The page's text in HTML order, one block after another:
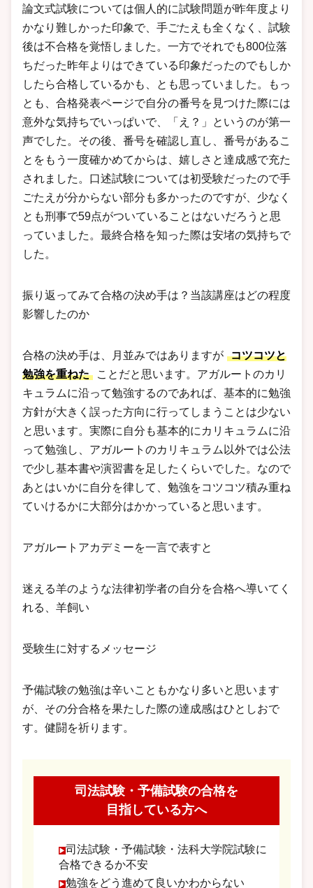
論文式試験については個人的に試験問題が昨年度より
かなり難しかった印象で、手ごたえも全くなく、試験
後は不合格を覚悟しました。一方でそれでも800位落
ちだった昨年よりはできている印象だったのでもしか
したら合格しているかも、とも思っていました。もっ
とも、合格発表ページで自分の番号を見つけた際には
意外な気持ちでいっぱいで、「え？」というのが第一
声でした。その後、番号を確認し直し、番号があるこ
とをもう一度確かめてからは、嬉しさと達成感で充た
されました。口述試験については初受験だったので手
ごたえが分からない部分も多かったのですが、少なく
とも刑事で59点がついていることはないだろうと思
っていました。最終合格を知った際は安堵の気持ちで
した。
振り返ってみて合格の決め手は？当該講座はどの程度
影響したのか
合格の決め手は、月並みではありますが コツコツと
勉強を重ねた
ことだと思います。アガルートのカリ
キュラムに沿って勉強するのであれば、基本的に勉強
方針が大きく誤った方向に行ってしまうことは少ない
と思います。実際に自分も基本的にカリキュラムに沿
って勉強し、アガルートのカリキュラム以外では公法
で少し基本書や演習書を足したくらいでした。なので
あとはいかに自分を律して、勉強をコツコツ積み重ね
ていけるかに大部分はかかっていると思います。
アガルートアカデミーを一言で表すと
迷える羊のような法律初学者の自分を合格へ導いてく
れる、羊飼い
受験生に対するメッセージ
予備試験の勉強は辛いこともかなり多いと思います
が、その分合格を果たした際の達成感はひとしおで
す。健闘を祈ります。
司法試験・予備試験の合格を
目指している方へ
司法試験・予備試験・法科大学院試験に
合格できるか不安
勉強をどう進めて良いかわからない